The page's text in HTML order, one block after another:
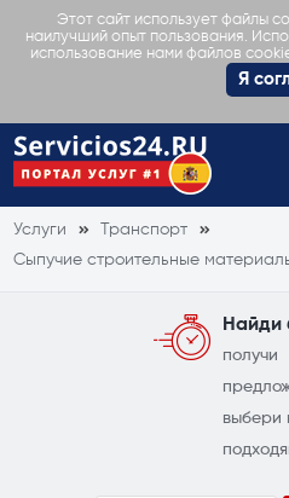
Этот сайт использует файлы
наилучший опыт пользования.
использование нами файлов
Я
Услуги
Транспорт
Сыпучие строительные
Найди
получи
выбери